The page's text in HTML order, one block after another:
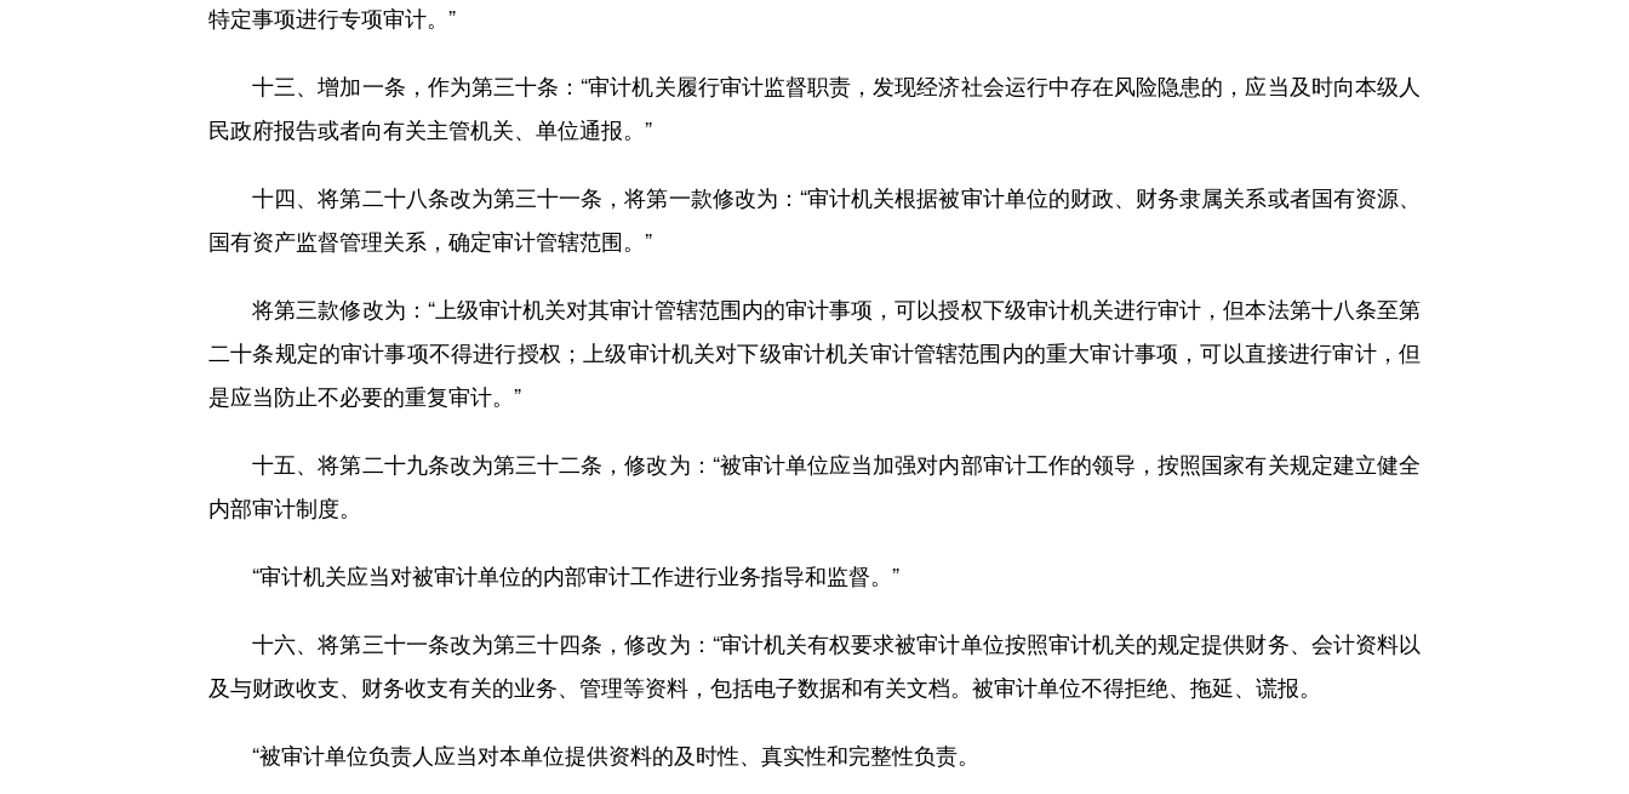
特定事项进行专项审计。”
十三、增加一条，作为第三十条：“审计机关履行审计监督职责，发现经济社会运行中存在风险隐患的，应当及时向本级人
民政府报告或者向有关主管机关、单位通报。”
十四、将第二十八条改为第三十一条，将第一款修改为：“审计机关根据被审计单位的财政、财务隶属关系或者国有资源、
国有资产监督管理关系，确定审计管辖范围。”
将第三款修改为：“上级审计机关对其审计管辖范围内的审计事项，可以授权下级审计机关进行审计，但本法第十八条至第
二十条规定的审计事项不得进行授权；上级审计机关对下级审计机关审计管辖范围内的重大审计事项，可以直接进行审计，但
是应当防止不必要的重复审计。”
十五、将第二十九条改为第三十二条，修改为：“被审计单位应当加强对内部审计工作的领导，按照国家有关规定建立健全
内部审计制度。
“审计机关应当对被审计单位的内部审计工作进行业务指导和监督。”
十六、将第三十一条改为第三十四条，修改为：“审计机关有权要求被审计单位按照审计机关的规定提供财务、会计资料以
及与财政收支、财务收支有关的业务、管理等资料，包括电子数据和有关文档。被审计单位不得拒绝、拖延、谎报。
“被审计单位负责人应当对本单位提供资料的及时性、真实性和完整性负责。